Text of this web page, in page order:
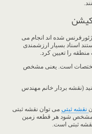
شده اند انجام می
اسناد بسیار ارزشمندی
را تعیین کرد.
مختصات است. یعنی مشخص
(نقشه بردار خانم مهندس
نقشه ثبتی می توان نقشه ثبتی
مشخص شود هر قطعه زمین
ثبتی است.